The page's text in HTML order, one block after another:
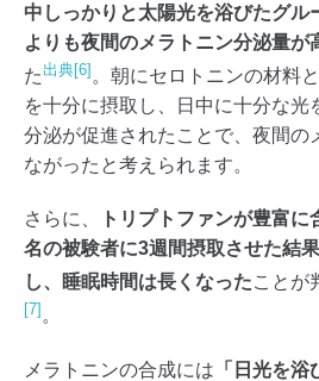
中しっかりと太陽光を浴びたグル
よりも夜間のメラトニン分泌量が
た出典[6] 。朝にセロトニンの材料
を十分に摂取し、日中に十分な光
分泌が促進されたことで、夜間の
ながったと考えられます。
さらに、
トリプトファンが豊富
名の被験者に3週間摂取させた結
し、睡眠時間は長くなったことが
[7] 。
メラトニンの合成には 「日光を浴